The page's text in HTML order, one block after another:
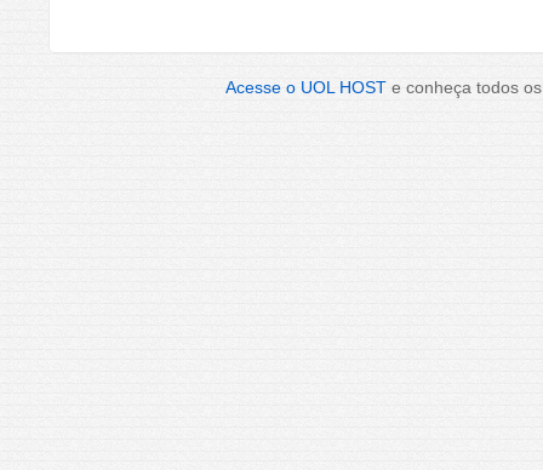
Acesse o UOL HOST e conheça todos